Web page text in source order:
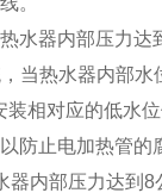
水器内部压力达
当热水器内部水
相对应的低水位
防止电加热管的
内部压力达到8